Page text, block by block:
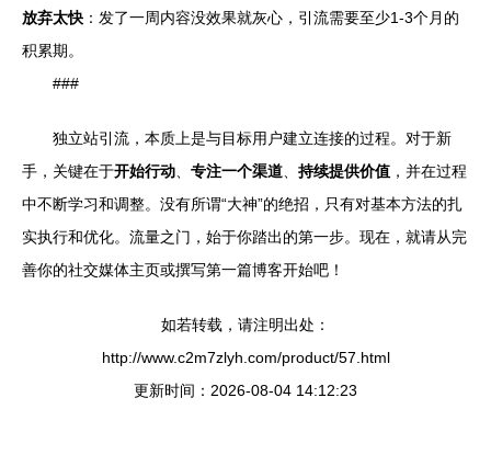
放弃太快 ：发了一周内容没效果就灰心，引流需要至少1-3个月的
积累期。
###
独立站引流，本质上是与目标用户建立连接的过程。对于新
手，关键在于开始行动 专注一个渠道 持续提供价值 ，并在过程
中不断学习和调整。没有所谓“大神”的绝招，只有对基本方法的扎
实执行和优化。流量之门，始于你踏出的第一步。现在，就请从完
善你的社交媒体主页或撰写第一篇博客开始吧！
如若转载，请注明出处：
http://www.c2m7zlyh.com/product/57.html
更新时间：2026-08-04 14:12:23